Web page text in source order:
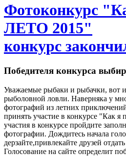
Фотоконкурс
ЛЕТО 2015"
конкурс
Победителя конкурса
Уважаемые рыбаки и рыбачки, вот и
рыболовной ловли. Наверняка у
фотографий из летних
принять участие в конкурсе "Как
участия в конкурсе пройдите
фотографии. Дождитесь начала
дерзайте,привлекайте друзей
Голосование на сайте определит